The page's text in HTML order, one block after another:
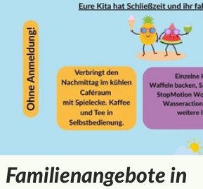
Impressum
Kontakt
Beratung
Kurse und Gruppen
Ehrenamt
Veranstaltungen
Familienangebote in